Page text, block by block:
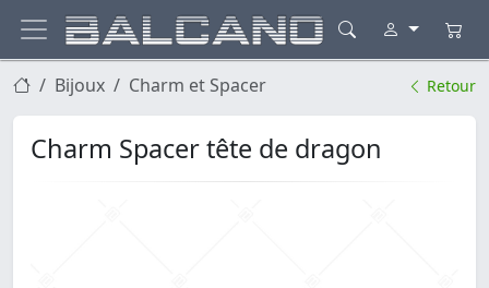
Bijoux Charm et Spacer Retour
Charm Spacer tête de dragon